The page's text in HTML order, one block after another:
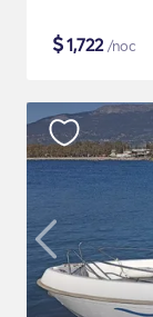
$1,722/noc